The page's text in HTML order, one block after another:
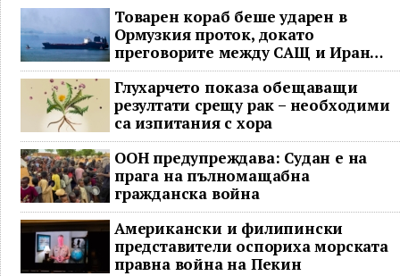
Товарен кораб беше ударен в
Ормузкия проток, докато
преговорите между САЩ и Иран
останаха в безизходица
Глухарчето показа обещаващи
резултати срещу рак – необходими
са изпитания с хора
ООН предупреждава: Судан е на
прага на пълномащабна
гражданска война
Американски и филипински
представители оспориха морската
правна война на Пекин